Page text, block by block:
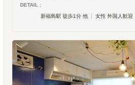
DETAIL :
新福島駅 徒歩1分 他
女性 外国人歓迎